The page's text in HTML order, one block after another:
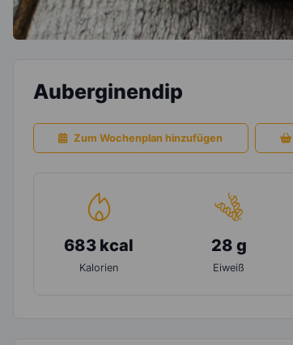
Auberginendip
Zum Wochenplan hinzufügen
683 kcal
Kalorien
28 g
Eiweiß